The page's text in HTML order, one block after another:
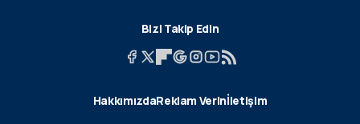
Bizi Takip Edin
HakkımızdaReklam Verinİletişim